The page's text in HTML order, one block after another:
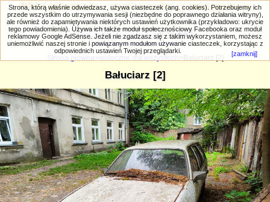
PRIV.gtlodz.eu - czyli trochę ;) inna galeria
Wyszukiwanie zaawansowane
Strona główna widoczne dla wszystkich >Bałuciarz [2]
Bałuciarz [2]
Strona, którą właśnie odwiedzasz, używa ciasteczek (ang. cookies). Potrzebujemy ich
przede wszystkim do utrzymywania sesji (niezbędne do poprawnego działania witryny),
ale również do zapamiętywania niektórych ustawień użytkownika (przykładowo: ukrycie
tego powiadomienia). Używa ich także moduł społecznościowy Facebooka oraz moduł
reklamowy Google AdSense. Jeżeli nie zgadzasz się z takim wykorzystaniem, możesz
uniemożliwić naszej stronie i powiązanym modułom używanie ciasteczek, korzystając z
odpowiednich ustawień Twojej przeglądarki.
[zamknij]